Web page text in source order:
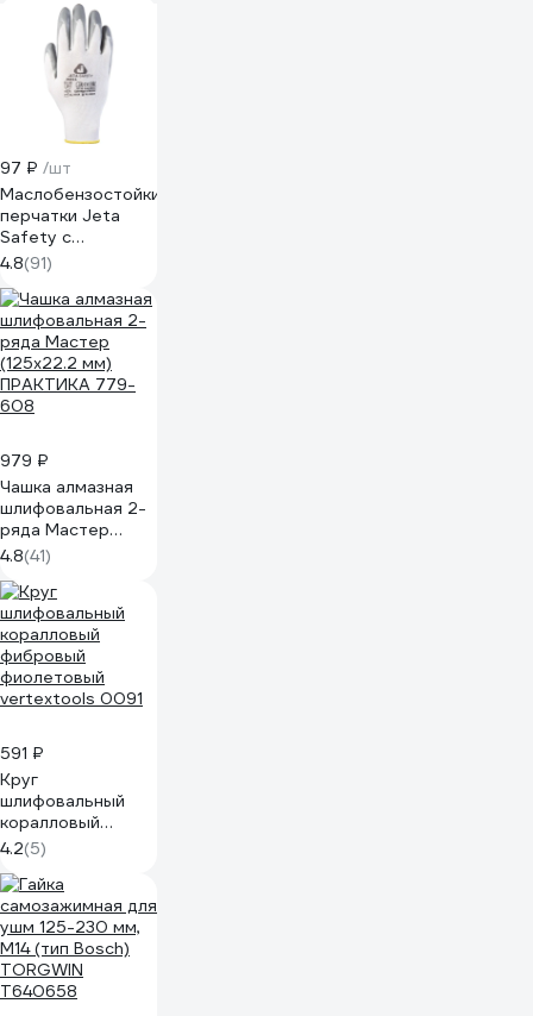
97 ₽ /шт
Маслобензостойкие
перчатки Jeta
Safety с
нитриловым
покрытием (МБС),
р.XL/10/ JN011-XL
4.8(91)
979 ₽
Чашка алмазная
шлифовальная 2-
ряда Мастер
(125х22.2 мм)
ПРАКТИКА 779-
608
4.8(41)
591 ₽
Круг
шлифовальный
коралловый
фибровый
фиолетовый
vertextools 0091
4.2(5)